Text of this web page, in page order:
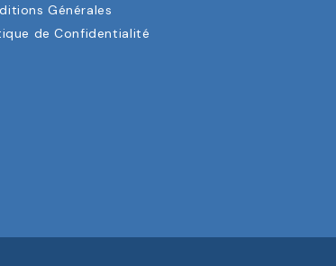
Générales
de Confidentialité